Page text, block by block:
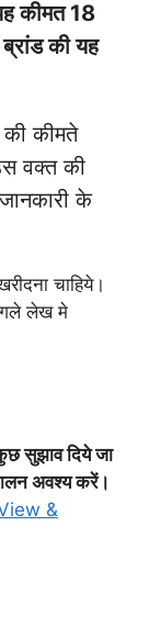
कीमत 18
की यह
कीमते
वक्त की
के
चाहिये।
लेख मे
सुझाव दिये जा
अवश्य करें।
&